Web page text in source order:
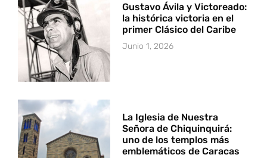
Gustavo Ávila y Victoreado:
la histórica victoria en el
primer Clásico del Caribe
Junio 1, 2026
La Iglesia de Nuestra
Señora de Chiquinquirá:
uno de los templos más
emblemáticos de Caracas